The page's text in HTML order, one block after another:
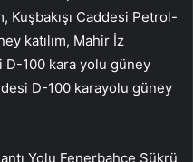
Kuşbakışı Caddesi Petrol-
katılım, Mahir İz
100 kara yolu güney
D-100 karayolu güney
Yolu Fenerbahçe Şükrü